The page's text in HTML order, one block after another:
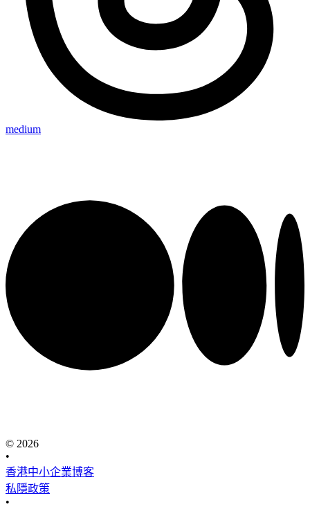
medium
© 2026
•
香港中小企業博客
私隱政策
•